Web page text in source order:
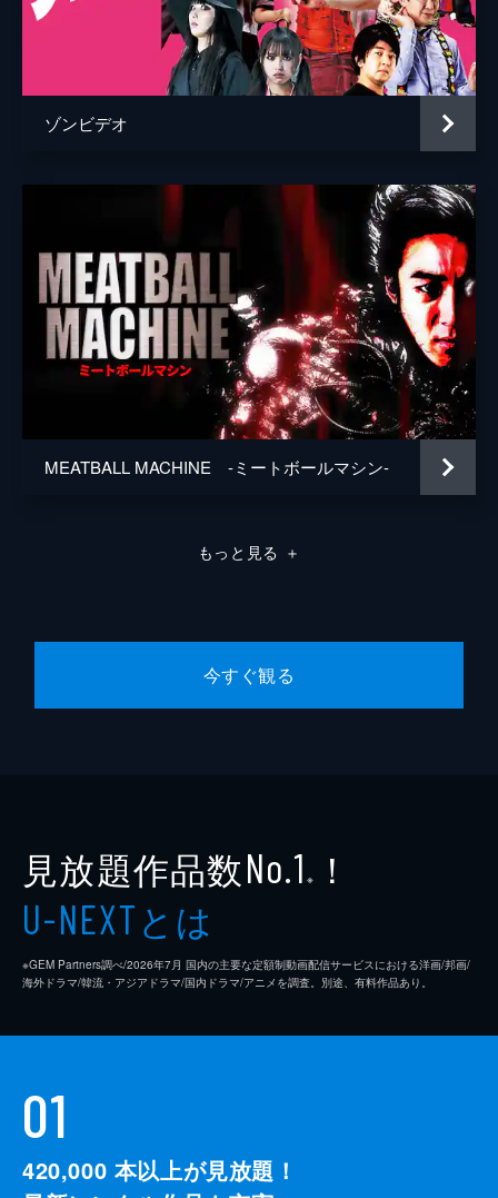
ゾンビデオ
MEATBALL MACHINE -ミートボールマシン-
もっと見る ＋
今すぐ観る
見放題作品数No.1 ※ ！
U-NEXTとは
※GEM Partners調べ/2026年7⽉ 国内の主要な定額制動画配信サービスにおける洋画/邦画/
海外ドラマ/韓流・アジアドラマ/国内ドラマ/アニメを調査。別途、有料作品あり。
01
420,000 本以上が見放題！